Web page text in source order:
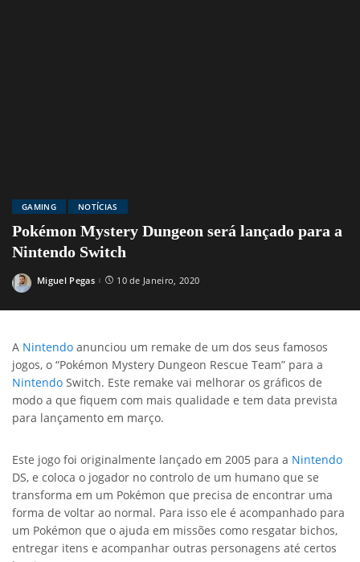
GAMING NOTÍCIAS
Pokémon Mystery Dungeon será lançado para a
Nintendo Switch
Posted
Miguel Pegas 10 de Janeiro, 2020
A Nintendo anunciou um remake de um dos seus famosos
jogos, o “Pokémon Mystery Dungeon Rescue Team” para a
Nintendo Switch. Este remake vai melhorar os gráficos de
modo a que fiquem com mais qualidade e tem data prevista
para lançamento em março.
Este jogo foi originalmente lançado em 2005 para a Nintendo
DS, e coloca o jogador no controlo de um humano que se
transforma em um Pokémon que precisa de encontrar uma
forma de voltar ao normal. Para isso ele é acompanhado para
um Pokémon que o ajuda em missões como resgatar bichos,
entregar itens e acompanhar outras personagens até certos